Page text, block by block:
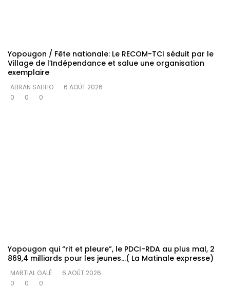
Yopougon / Fête nationale: Le RECOM-TCI séduit par le
Village de l’Indépendance et salue une organisation
exemplaire
ABRAN SALIHO
6 AOÛT 2026
0
0 0
Yopougon qui “rit et pleure”, le PDCI-RDA au plus mal, 2
869,4 milliards pour les jeunes…( La Matinale expresse)
MARTIAL GALÉ
6 AOÛT 2026
0
0 0